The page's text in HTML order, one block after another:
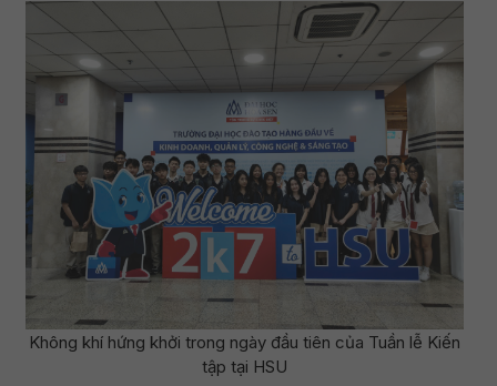
Không khí hứng khởi trong ngày đầu tiên của Tuần lễ Kiến
tập tại HSU